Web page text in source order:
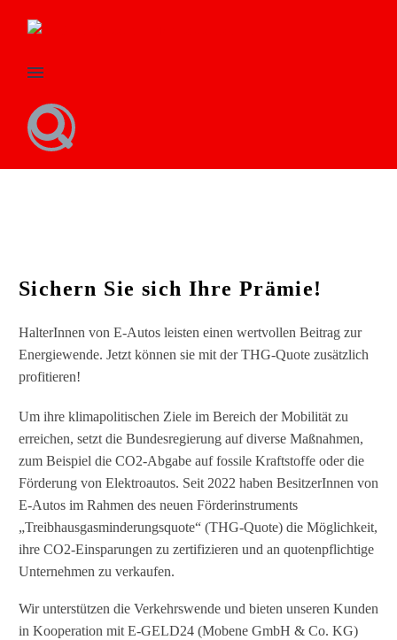
Sichern Sie sich Ihre Prämie!
HalterInnen von E-Autos leisten einen wertvollen Beitrag zur
Energiewende. Jetzt können sie mit der THG-Quote zusätzlich
profitieren!
Um ihre klimapolitischen Ziele im Bereich der Mobilität zu
erreichen, setzt die Bundesregierung auf diverse Maßnahmen,
zum Beispiel die CO2-Abgabe auf fossile Kraftstoffe oder die
Förderung von Elektroautos. Seit 2022 haben BesitzerInnen von
E-Autos im Rahmen des neuen Förderinstruments
„Treibhausgasminderungsquote“ (THG-Quote) die Möglichkeit,
ihre CO2-Einsparungen zu zertifizieren und an quotenpflichtige
Unternehmen zu verkaufen.
Wir unterstützen die Verkehrswende und bieten unseren Kunden
in Kooperation mit E-GELD24 (Mobene GmbH & Co. KG)